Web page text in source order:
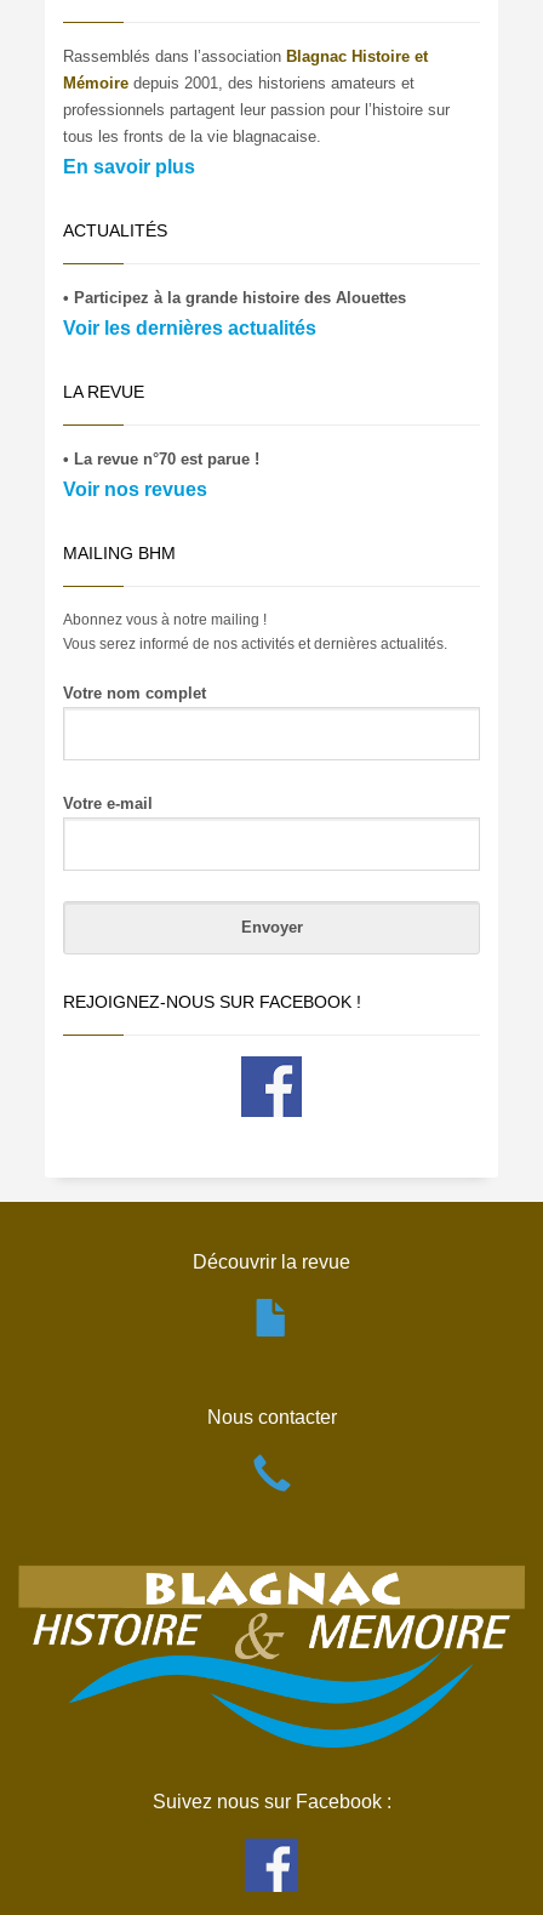
Rassemblés dans l’associationBlagnac Histoire et
Mémoire depuis 2001, des historiens amateurs et
professionnels partagent leur passion pour l’histoire sur
tous les fronts de la vie blagnacaise.
En savoir plus
ACTUALITÉS
• Participez à la grande histoire des Alouettes
Voir les dernières actualités
LA REVUE
• La revue n°70 est parue !
Voir nos revues
MAILING BHM
Abonnez vous à notre mailing !
Vous serez informé de nos activités et dernières actualités.
Votre nom complet
Votre e-mail
REJOIGNEZ-NOUS SUR FACEBOOK !
Découvrir la revue
Nous contacter
Suivez nous sur Facebook :